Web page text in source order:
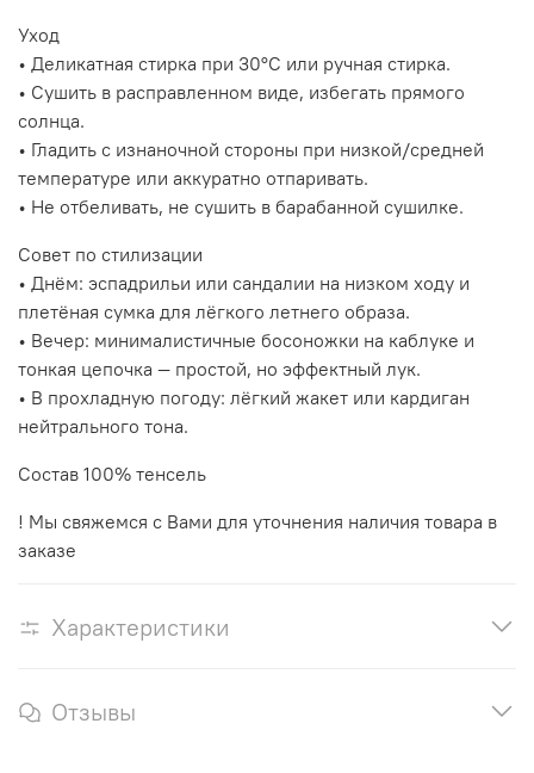
Уход
• Деликатная стирка при 30°C или ручная стирка.
• Сушить в расправленном виде, избегать прямого
солнца.
• Гладить с изнаночной стороны при низкой/средней
температуре или аккуратно отпаривать.
• Не отбеливать, не сушить в барабанной сушилке.
Совет по стилизации
• Днём: эспадрильи или сандалии на низком ходу и
плетёная сумка для лёгкого летнего образа.
• Вечер: минималистичные босоножки на каблуке и
тонкая цепочка — простой, но эффектный лук.
• В прохладную погоду: лёгкий жакет или кардиган
нейтрального тона.
Состав 100% тенсель
! Мы свяжемся с Вами для уточнения наличия товара в
заказе
Характеристики
Отзывы